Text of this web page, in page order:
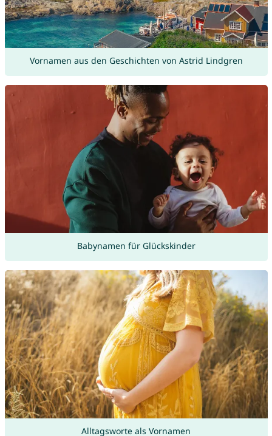
Vornamen aus den Geschichten von Astrid Lindgren
Babynamen für Glückskinder
Alltagsworte als Vornamen